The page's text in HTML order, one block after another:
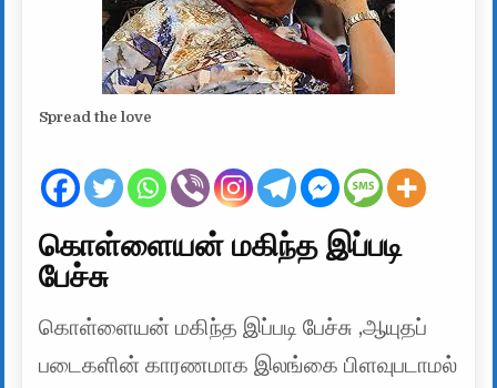
Spread the love
கொள்ளையன் மகிந்த இப்படி
பேச்சு
கொள்ளையன் மகிந்த இப்படி பேச்சு ,ஆயுதப்
படைகளின் காரணமாக இலங்கை பிளவுபடாமல்